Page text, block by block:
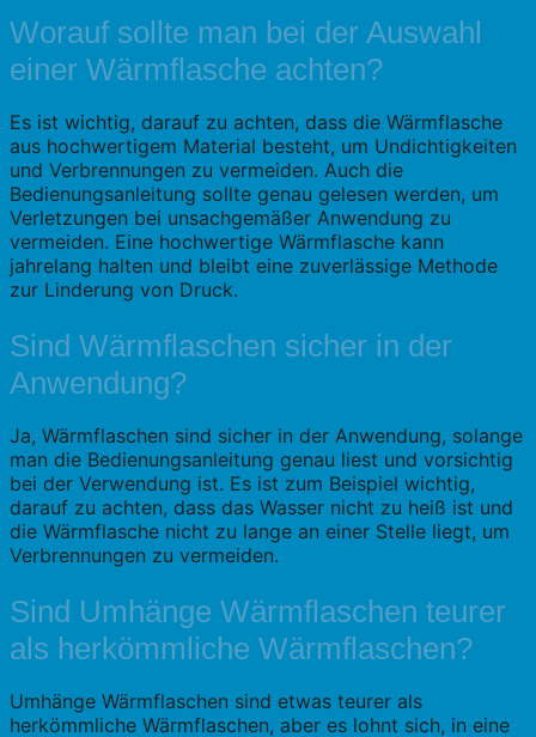
Worauf sollte man bei der Auswahl
einer Wärmflasche achten?
Es ist wichtig, darauf zu achten, dass die Wärmflasche
aus hochwertigem Material besteht, um Undichtigkeiten
und Verbrennungen zu vermeiden. Auch die
Bedienungsanleitung sollte genau gelesen werden, um
Verletzungen bei unsachgemäßer Anwendung zu
vermeiden. Eine hochwertige Wärmflasche kann
jahrelang halten und bleibt eine zuverlässige Methode
zur Linderung von Druck.
Sind Wärmflaschen sicher in der
Anwendung?
Ja, Wärmflaschen sind sicher in der Anwendung, solange
man die Bedienungsanleitung genau liest und vorsichtig
bei der Verwendung ist. Es ist zum Beispiel wichtig,
darauf zu achten, dass das Wasser nicht zu heiß ist und
die Wärmflasche nicht zu lange an einer Stelle liegt, um
Verbrennungen zu vermeiden.
Sind Umhänge Wärmflaschen teurer
als herkömmliche Wärmflaschen?
Umhänge Wärmflaschen sind etwas teurer als
herkömmliche Wärmflaschen, aber es lohnt sich, in eine